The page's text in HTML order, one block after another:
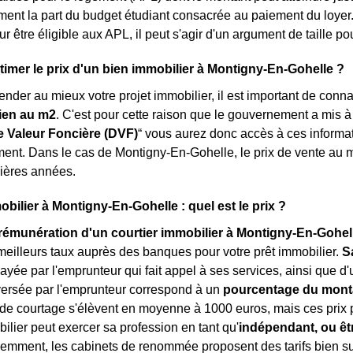
la part du budget étudiant consacrée au paiement du
être éligible aux APL, il peut s'agir d'un argument de taille
le prix d'un bien immobilier à Montigny-En-Gohelle ?
au mieux votre projet immobilier, il est important de
au m2. C'est pour cette raison que le gouvernement a mis
Valeur Foncière (DVF)“ vous aurez donc accès à ces
Dans le cas de Montigny-En-Gohelle, le prix de vente au
années.
à Montigny-En-Gohelle : quel est le prix ?
d'un courtier immobilier à Montigny-En-
taux auprès des banques pour votre prêt immobilier.
par l'emprunteur qui fait appel à ses services, ainsi que
par l'emprunteur correspond à un pourcentage du
courtage s'élèvent en moyenne à 1000 euros, mais ces
peut exercer sa profession en tant qu'indépendant, ou
les cabinets de renommée proposent des tarifs bien